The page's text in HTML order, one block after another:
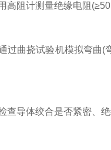
阻计测量绝缘电阻
曲挠试验机模拟弯曲(
导体绞合是否紧密、绝